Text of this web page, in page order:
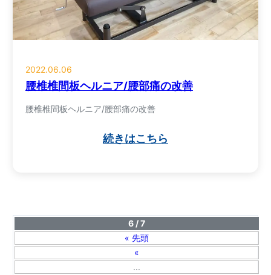
2022.06.06
腰椎椎間板ヘルニア/腰部痛の改善
腰椎椎間板ヘルニア/腰部痛の改善
続きはこちら
6 / 7
« 先頭
«
...